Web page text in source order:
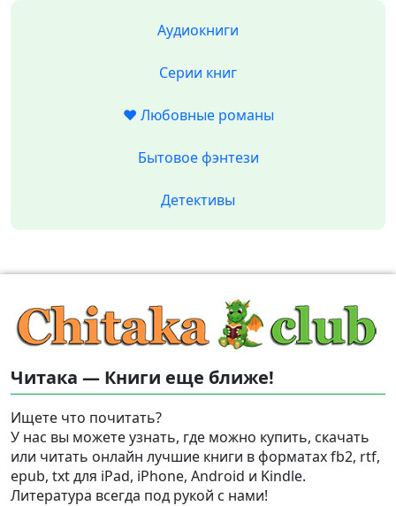
Аудиокниги
Серии книг
❤️ Любовные романы
Бытовое фэнтези
Детективы
Читака — Книги еще ближе!
Ищете что почитать?
У нас вы можете узнать, где можно купить, скачать
или читать онлайн лучшие книги в форматах fb2, rtf,
epub, txt для iPad, iPhone, Android и Kindle.
Литература всегда под рукой с нами!